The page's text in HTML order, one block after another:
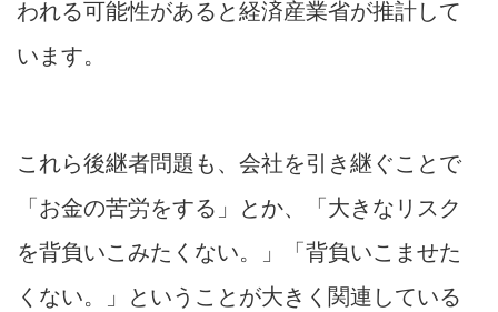
われる可能性があると経済産業省が推計して
います。
これら後継者問題も、会社を引き継ぐことで
「お金の苦労をする」とか、「大きなリスク
を背負いこみたくない。」「背負いこませた
くない。」ということが大きく関連している